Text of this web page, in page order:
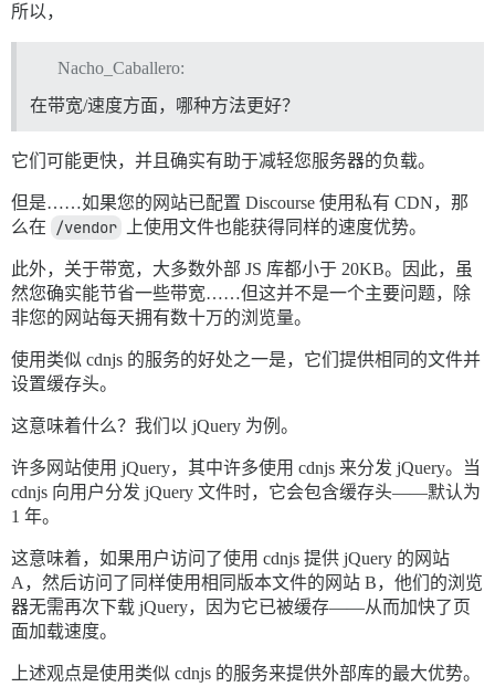
所以，
Nacho_Caballero:
在带宽/速度方面，哪种方法更好？
它们可能更快，并且确实有助于减轻您服务器的负载。
但是……如果您的网站已配置 Discourse 使用私有 CDN，那
么在
/vendor 上使用文件也能获得同样的速度优势。
此外，关于带宽，大多数外部 JS 库都小于 20KB。因此，虽
然您确实能节省一些带宽……但这并不是一个主要问题，除
非您的网站每天拥有数十万的浏览量。
使用类似 cdnjs 的服务的好处之一是，它们提供相同的文件并
设置缓存头。
这意味着什么？我们以 jQuery 为例。
许多网站使用 jQuery，其中许多使用 cdnjs 来分发 jQuery。当
cdnjs 向用户分发 jQuery 文件时，它会包含缓存头——默认为
1 年。
这意味着，如果用户访问了使用 cdnjs 提供 jQuery 的网站
A，然后访问了同样使用相同版本文件的网站 B，他们的浏览
器无需再次下载 jQuery，因为它已被缓存——从而加快了页
面加载速度。
上述观点是使用类似 cdnjs 的服务来提供外部库的最大优势。